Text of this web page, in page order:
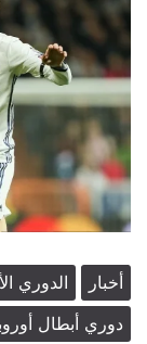
أخبار الدوري
دوري أبطال